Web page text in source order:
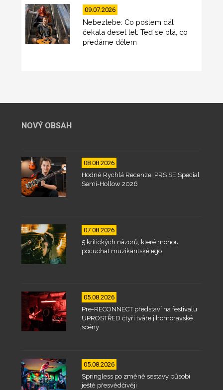
09.07.2026
Nebeztebe: Co pošlem dál
čekala deset let. Teď se ptá, co
předáme dětem
NOVÝ OBSAH
08.08.2026
Hodně Rychlá Recenze: PRS SE Special
Semi-Hollow 2026
07.08.2026
5 kritických názorů, které mohou
pocuchat muzikantské ego
05.08.2026
Pre-RECONNECT představí na festivalu
UPROSTŘED čtyři tváře jihomoravské
scény
05.08.2026
Springless po změně sestavy působí
ještě přesvědčivěji